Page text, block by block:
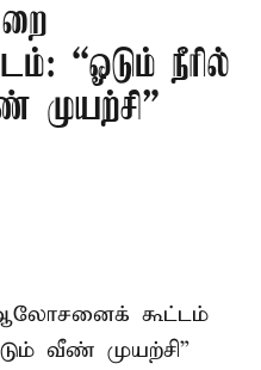
“ஓடும் நீரில்
–
கூட்டம்
வீண் முயற்சி”